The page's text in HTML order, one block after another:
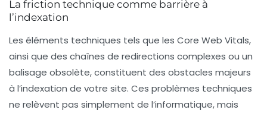
La friction technique comme barrière à
l’indexation
Les éléments techniques tels que les Core Web Vitals,
ainsi que des chaînes de redirections complexes ou un
balisage obsolète, constituent des obstacles majeurs
à l’indexation de votre site. Ces problèmes techniques
ne relèvent pas simplement de l’informatique, mais